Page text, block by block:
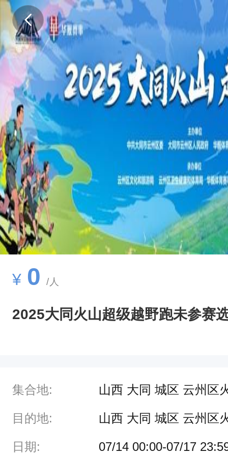
.
.
¥ 0 /人
2025大同火山超级越野跑未参赛
集合地: 山西 大同 城区 云州区
目的地: 山西 大同 城区 云州区
日期: 07/14 00:00-07/17